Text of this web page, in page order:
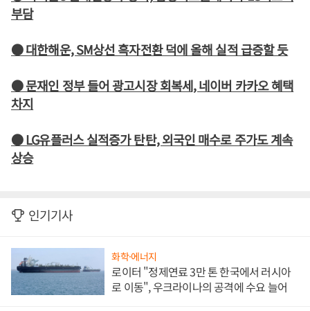
부담
● 대한해운, SM상선 흑자전환 덕에 올해 실적 급증할 듯
● 문재인 정부 들어 광고시장 회복세, 네이버 카카오 혜택
차지
● LG유플러스 실적증가 탄탄, 외국인 매수로 주가도 계속
상승
인기기사
화학·에너지
로이터 "정제연료 3만 톤 한국에서 러시아
로 이동", 우크라이나의 공격에 수요 늘어